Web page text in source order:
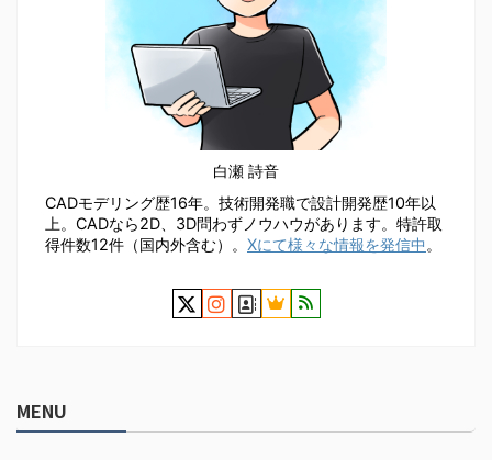
白瀬 詩音
CADモデリング歴16年。技術開発職で設計開発歴10年以
上。CADなら2D、3D問わずノウハウがあります。特許取
得件数12件（国内外含む）。 Xにて様々な情報を発信中 。
MENU